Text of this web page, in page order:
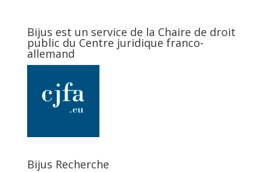
Bijus est un service de la Chaire de droit
public du Centre juridique franco-
allemand
Bijus Recherche